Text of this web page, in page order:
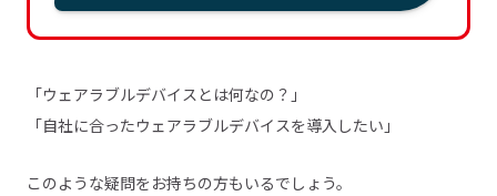
「ウェアラブルデバイスとは何なの？」
「自社に合ったウェアラブルデバイスを導入したい」
このような疑問をお持ちの方もいるでしょう。